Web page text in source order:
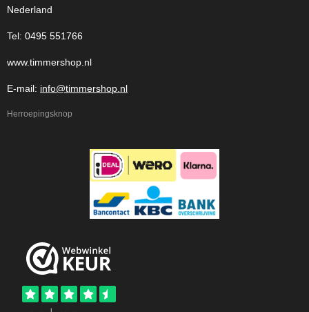
Nederland
Tel: 0495 551766
www.timmershop.nl
E-mail: info@timmershop.nl
Herroepingsknop